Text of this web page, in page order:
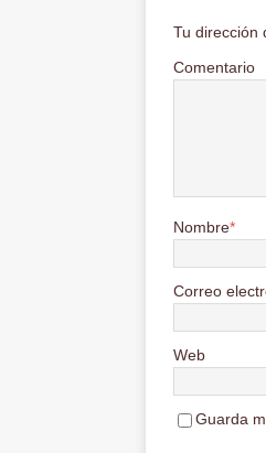
Tu dirección
Comentario
Nombre*
Correo
Web
Guarda